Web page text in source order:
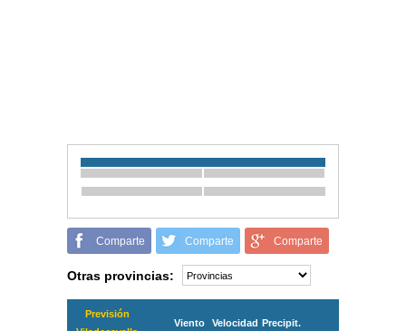
Comparte Comparte Comparte
Otras provincias:
Previsión
Viento Velocidad Precipit.